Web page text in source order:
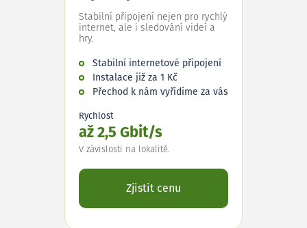
Stabilní připojení nejen pro rychlý
internet, ale i sledování videí a
hry.
Stabilní internetové připojení
Instalace již za 1 Kč
Přechod k nám vyřídíme za vás
Rychlost
až 2,5 Gbit/s
V závislosti na lokalitě.
Zjistit cenu